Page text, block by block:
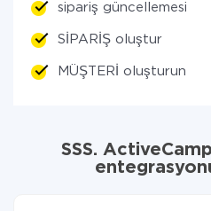
sipariş güncellemesi
SİPARİŞ oluştur
MÜŞTERİ oluşturun
SSS.